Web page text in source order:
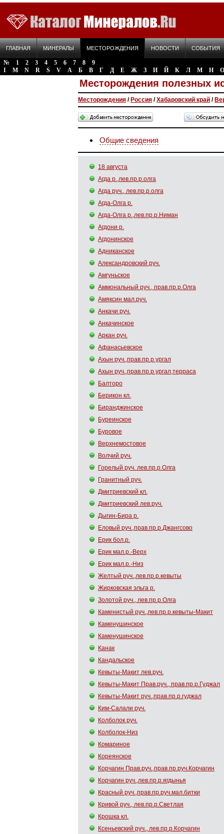
ГЛАВНАЯ МИНЕРАЛЫ МЕСТОРОЖДЕНИЯ НОВОСТИ СОБЫТИЯ
№ 1 2 3 4 5 6 7 8
9
I
M N R S V А Б В Г Д Е Ж З И Й К Л М Н О
Месторождения полезных
Месторождения / Россия /Хабаровский край /
Общие сведения
18 августа
Агда р.,лев.пр.р.олга
Агда руч., лев.пр.р.олга
Агда-Олга р.
Агда-Олга р.,лев.пр.р.Ниман
Агдони р.
Агдонинское
Адниканское
Александровский руч.
Амгуньское
Аммональный руч., прав.пр.р.Олга
Амяксин мал.руч.
Анкачи руч.
Анкачинское
Аркан руч.
Афанасьевское
Ахын руч.,прав.пр.р.ургал
Ахын руч.,прав.пр.р.ургал,терраса
Балторо
Берикон кл.
Биранджинское
Буреинское
Буровое
Верхнемостовое
Волчий руч.
Горелый руч. лев.пр.р.Олга
Гранитный руч.
Дмитриевский кл.
Дмитриевский лев.руч.
Дыгин-Бира р.
Еловый руч.,прав.пр.р.Джангсово
Ерик бол.р.
Ерик мал.р.-Верх
Ерик мал.р.-Низ
Желтый руч.,лев.пр.р.кевыты
Жирковская эльга р.
Золотой руч., лев.пр.р.Олга
Каменистый руч.,лев.пр.р.кевыты-Макит
Каменушинское
Каменушинское
Канак
Кандальское
Кевыты-Макит лев.руч.
Кевыты-Макит Прав.руч., прав.пр.р.Гуджал
Кевыты-Макит руч.,прав.пр.р.гуджал
Ким-Салали руч.
Колболок руч.
Колболок-Низ
Комариное
Кореянское
Корчагин Прав.руч.,прав.пр.руч.Корчагин
Корчагин руч.,лев.пр.р.ягдынья
Красный руч.,прав.пр.руч.мал.битки
Кривой руч., лев.пр.р.Светлая
Крошка кл.
Ксеньевский руч., лев.пр.р.Корчагин